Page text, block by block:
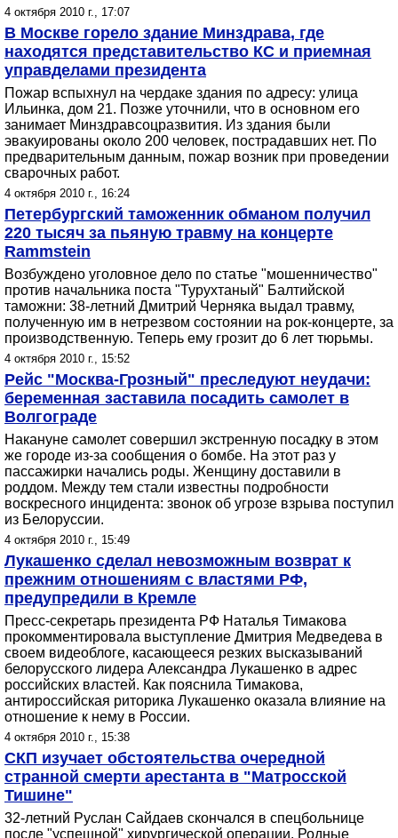
4 октября 2010 г., 17:07
В Москве горело здание Минздрава, где
находятся представительство КС и приемная
управделами президента
Пожар вспыхнул на чердаке здания по адресу: улица
Ильинка, дом 21. Позже уточнили, что в основном его
занимает Минздравсоцразвития. Из здания были
эвакуированы около 200 человек, пострадавших нет. По
предварительным данным, пожар возник при проведении
сварочных работ.
4 октября 2010 г., 16:24
Петербургский таможенник обманом получил
220 тысяч за пьяную травму на концерте
Rammstein
Возбуждено уголовное дело по статье "мошенничество"
против начальника поста "Турухтаный" Балтийской
таможни: 38-летний Дмитрий Черняка выдал травму,
полученную им в нетрезвом состоянии на рок-концерте, за
производственную. Теперь ему грозит до 6 лет тюрьмы.
4 октября 2010 г., 15:52
Рейс "Москва-Грозный" преследуют неудачи:
беременная заставила посадить самолет в
Волгограде
Накануне самолет совершил экстренную посадку в этом
же городе из-за сообщения о бомбе. На этот раз у
пассажирки начались роды. Женщину доставили в
роддом. Между тем стали известны подробности
воскресного инцидента: звонок об угрозе взрыва поступил
из Белоруссии.
4 октября 2010 г., 15:49
Лукашенко сделал невозможным возврат к
прежним отношениям с властями РФ,
предупредили в Кремле
Пресс-секретарь президента РФ Наталья Тимакова
прокомментировала выступление Дмитрия Медведева в
своем видеоблоге, касающееся резких высказываний
белорусского лидера Александра Лукашенко в адрес
российских властей. Как пояснила Тимакова,
антироссийская риторика Лукашенко оказала влияние на
отношение к нему в России.
4 октября 2010 г., 15:38
СКП изучает обстоятельства очередной
странной смерти арестанта в "Матросской
Тишине"
32-летний Руслан Сайдаев скончался в спецбольнице
после "успешной" хирургической операции. Родные